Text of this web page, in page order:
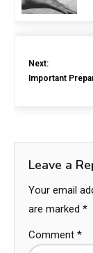
Next:
Important
Leave a
Your email
are marked *
Comment *